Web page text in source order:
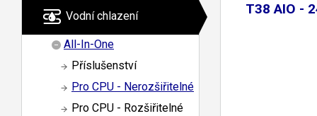
Vodní chlazení
All-In-One
Příslušenství
Pro CPU - Nerozšiřitelné
Pro CPU - Rozšiřitelné
T38 AIO -